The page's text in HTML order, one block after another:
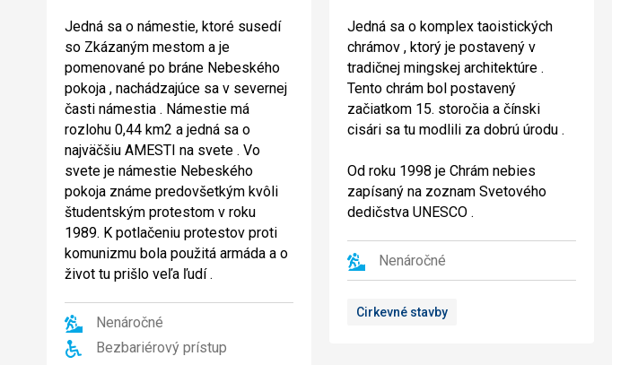
Jedná sa o námestie, ktoré susedí
so Zkázaným mestom a je
pomenované po bráne Nebeského
pokoja , nachádzajúce sa v severnej
časti námestia . Námestie má
rozlohu 0,44 km2 a jedná sa o
najväčšiu AMESTI na svete . Vo
svete je námestie Nebeského
pokoja známe predovšetkým kvôli
študentským protestom v roku
1989. K potlačeniu protestov proti
komunizmu bola použitá armáda a o
život tu prišlo veľa ľudí .
Nenáročné
Bezbariérový prístup
Jedná sa o komplex taoistických
chrámov , ktorý je postavený v
tradičnej mingskej architektúre .
Tento chrám bol postavený
začiatkom 15. storočia a čínski
cisári sa tu modlili za dobrú úrodu .
Od roku 1998 je Chrám nebies
zapísaný na zoznam Svetového
dedičstva UNESCO .
Nenáročné
Cirkevné stavby